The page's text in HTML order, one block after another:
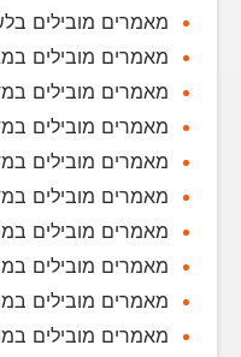
מאמרים מובילים
מאמרים מובילים
מאמרים מובילים
מאמרים מובילים
מאמרים מובילים
מאמרים מובילים
מאמרים מובילים
מאמרים מובילים
מאמרים מובילים
מאמרים מובילים